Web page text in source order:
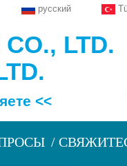
русский
LTD.
<<